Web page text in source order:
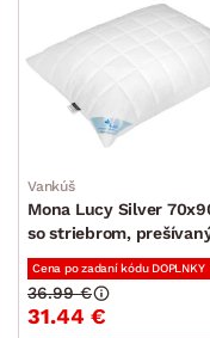
Vankúš
Mona Lucy Silver
so striebrom,
Cena po zadaní kódu DOPLNKY
31.44 €
36.99 €